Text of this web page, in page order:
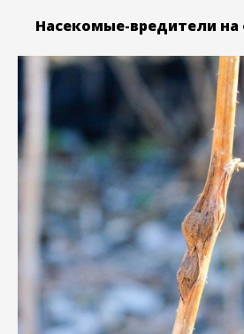
Насекомые-вредители на